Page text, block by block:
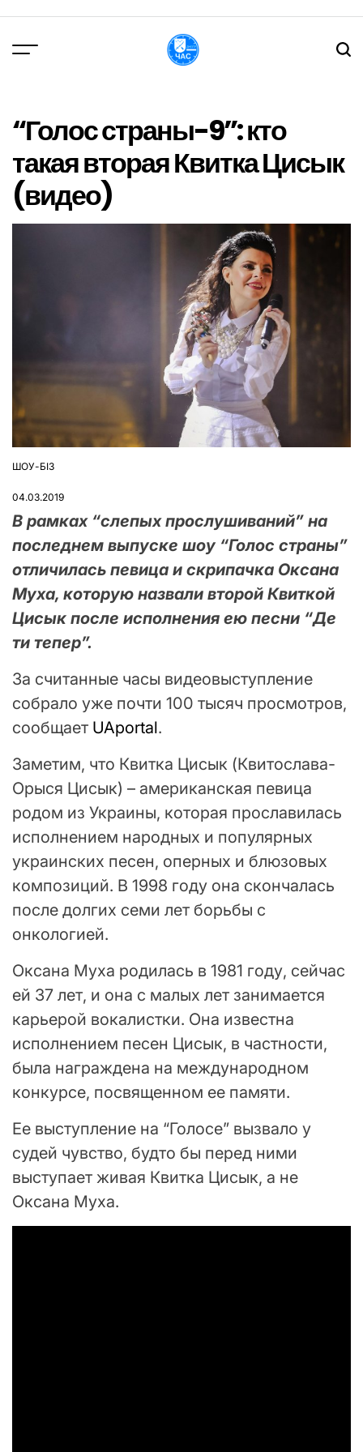
вмісту
“Голос страны-9”: кто
такая вторая Квитка Цисык
(видео)
ОПУБЛІКУВАТИ
ШОУ-БІЗ
04.03.2019
В рамках “слепых прослушиваний” на
последнем выпуске шоу “Голос страны”
отличилась певица и скрипачка Оксана
Муха, которую назвали второй Квиткой
Цисык после исполнения ею песни “Де
ти тепер”.
За считанные часы видеовыступление
собрало уже почти 100 тысяч просмотров,
сообщает UAportal.
Заметим, что Квитка Цисык (Квитослава-
Орыся Цисык) – американская певица
родом из Украины, которая прославилась
исполнением народных и популярных
украинских песен, оперных и блюзовых
композиций. В 1998 году она скончалась
после долгих семи лет борьбы с
онкологией.
Оксана Муха родилась в 1981 году, сейчас
ей 37 лет, и она с малых лет занимается
карьерой вокалистки. Она известна
исполнением песен Цисык, в частности,
была награждена на международном
конкурсе, посвященном ее памяти.
Ее выступление на “Голосе” вызвало у
судей чувство, будто бы перед ними
выступает живая Квитка Цисык, а не
Оксана Муха.